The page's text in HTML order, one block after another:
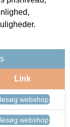
Link
webshop
webshop